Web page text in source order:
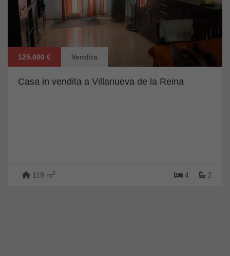
125.000 € Vendita
Casa in vendita a Villanueva de la Reina
119 m2 4 2